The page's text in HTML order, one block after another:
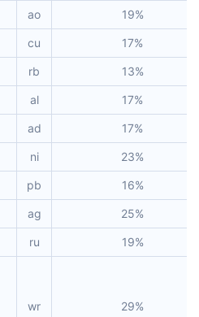
ao 19%
cu 17%
rb 13%
al 17%
ad 17%
ni 23%
pb 16%
ag 25%
ru 19%
wr 29%